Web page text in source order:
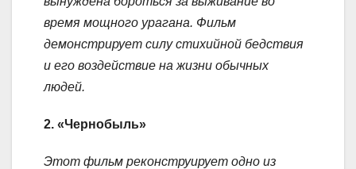
время мощного урагана. Фильм
демонстрирует силу стихийной бедствия
и его воздействие на жизни обычных
людей.
2. «Чернобыль»
Этот фильм реконструирует одно из